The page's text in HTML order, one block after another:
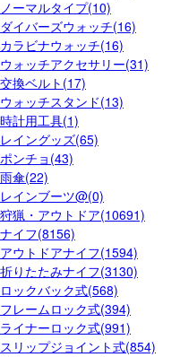
ノーマルタイプ(10)
ダイバーズウォッチ(16)
カラビナウォッチ(16)
ウォッチアクセサリー(31)
交換ベルト(17)
ウォッチスタンド(13)
時計用工具(1)
レイングッズ(65)
ポンチョ(43)
雨傘(22)
レインブーツ@(0)
狩猟・アウトドア(10691)
ナイフ(8156)
アウトドアナイフ(1594)
折りたたみナイフ(3130)
ロックバック式(568)
フレームロック式(394)
ライナーロック式(991)
スリップジョイント式(854)